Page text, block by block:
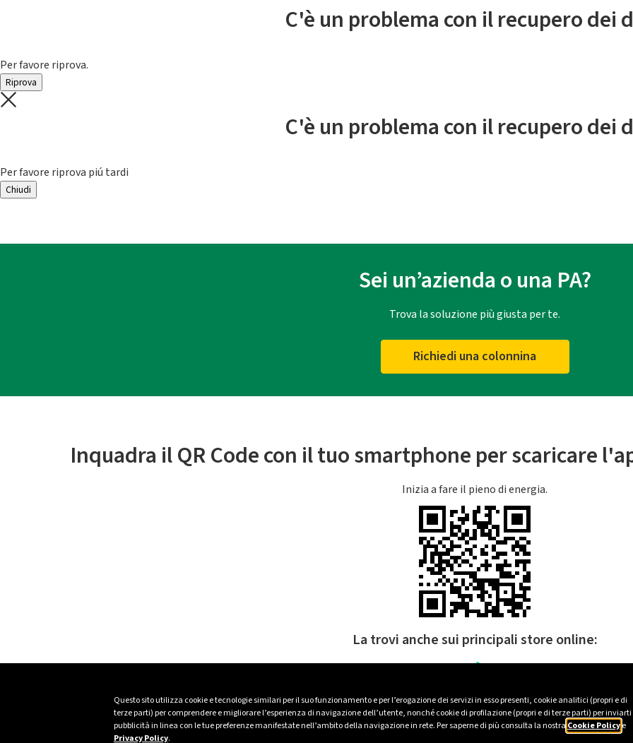
Questo sito utilizza cookie e tecnologie similari per il suo funzionamento e per l’erogazione dei servizi in esso presenti, cookie analitici (propri e di
terze parti) per comprendere e migliorare l’esperienza di navigazione dell’utente, nonché cookie di profilazione (propri e di terze parti) per inviarti
pubblicità in linea con le tue preferenze manifestate nell’ambito della navigazione in rete. Per saperne di più consulta la nostra Cookie Policye
Privacy Policy.
C'è un problema con il recupero dei
Per favore riprova.
Riprova
C'è un problema con il recupero dei
Per favore riprova piú tardi
Chiudi
Sei un’azienda o una PA?
Trova la soluzione più giusta per te.
Richiedi una colonnina
Inquadra il QR Code con il tuo smartphone per scaricare
Inizia a fare il pieno di energia.
La trovi anche sui principali store online: